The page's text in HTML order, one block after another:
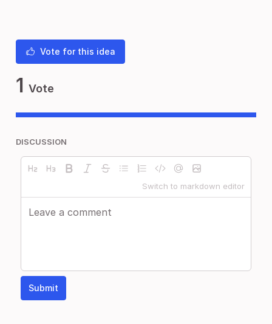
Vote for this idea
1 Vote
DISCUSSION
Switch to markdown editor
Submit